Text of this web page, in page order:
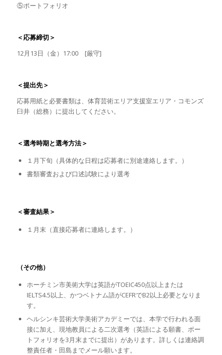
⑤ポートフォリオ
＜応募締切＞
12月13日（金）17:00 [厳守]
＜提出先＞
応募用紙と必要書類は、体育芸術エリア支援室エリア・コモンズ
臼井（総務）に提出してください。
＜選考時期と選考方法＞
１月下旬（具体的な日程は応募者に別途連絡します。）
書類審査および口述試験により選考
＜審査結果＞
１月末（直接応募者に連絡します。）
（その他）
ホーチミン市美術大学は英語がTOEIC450点以上または
IELTS4.5以上、かつベトナム語がCEFRでB2以上必要となりま
す。
ヘルシンキ芸術大学美術アカデミーでは、本学で行われる面
接に加え、現地教員による二次選考（英語による願書、ポー
トフォリオを3月末までに提出）があります。詳しくは連絡調
整責任者・田島までメール願います。